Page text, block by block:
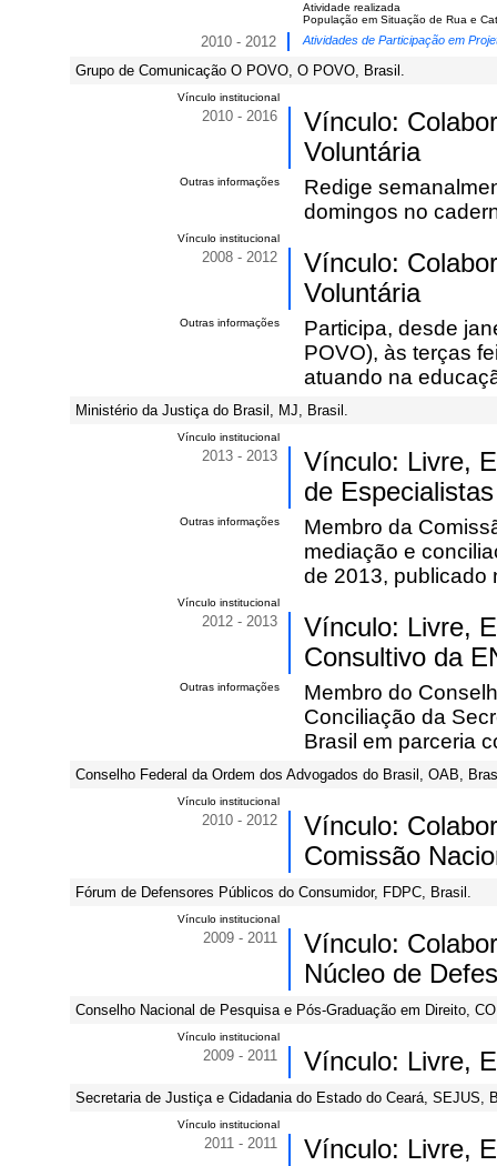
Atividade realizada
População em Situação de Rua e
2010 - 2012 Atividades de Participação em
Grupo de Comunicação O POVO, O POVO, Brasil.
Vínculo institucional
2010 - 2016
Vínculo:
Voluntária
Outras informações
Redige
domingos no
Vínculo institucional
2008 - 2012
Vínculo:
Voluntária
Outras informações
Participa, desde
POVO), às terças
atuando na
Ministério da Justiça do Brasil, MJ, Brasil.
Vínculo institucional
2013 - 2013
Vínculo: Livre,
de Especialistas
Outras informações
Membro da
mediação e
de 2013, publicado
Vínculo institucional
2012 - 2013
Vínculo: Livre,
Consultivo da
Outras informações
Membro do
Conciliação da
Brasil em parceria
Conselho Federal da Ordem dos Advogados do Brasil, OAB,
Vínculo institucional
2010 - 2012
Vínculo:
Comissão
Fórum de Defensores Públicos do Consumidor, FDPC, Brasil.
Vínculo institucional
2009 - 2011
Vínculo:
Núcleo de
Conselho Nacional de Pesquisa e Pós-Graduação em Direito,
Vínculo institucional
2009 - 2011 Vínculo: Livre,
Secretaria de Justiça e Cidadania do Estado do Ceará, SEJUS,
Vínculo institucional
2011 - 2011
Vínculo: Livre,